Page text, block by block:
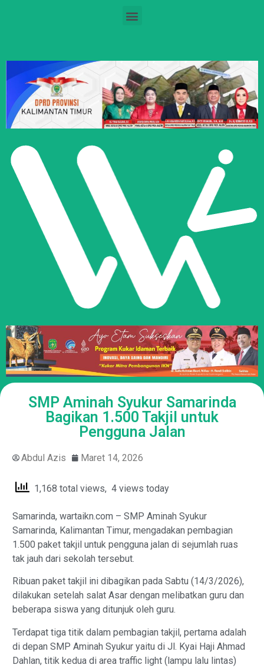
SMP Aminah Syukur Samarinda
Bagikan 1.500 Takjil untuk
Pengguna Jalan
Abdul Azis Maret 14, 2026
1,168 total views, 4 views today
Samarinda, wartaikn.com – SMP Aminah Syukur
Samarinda, Kalimantan Timur, mengadakan pembagian
1.500 paket takjil untuk pengguna jalan di sejumlah ruas
tak jauh dari sekolah tersebut.
Ribuan paket takjil ini dibagikan pada Sabtu (14/3/2026),
dilakukan setelah salat Asar dengan melibatkan guru dan
beberapa siswa yang ditunjuk oleh guru.
Terdapat tiga titik dalam pembagian takjil, pertama adalah
di depan SMP Aminah Syukur yaitu di Jl. Kyai Haji Ahmad
Dahlan, titik kedua di area traffic light (lampu lalu lintas)